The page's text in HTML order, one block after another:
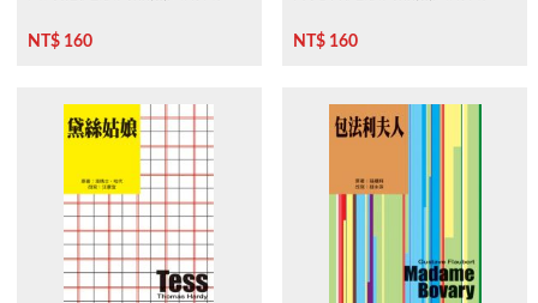
NT$ 160 NT$ 160